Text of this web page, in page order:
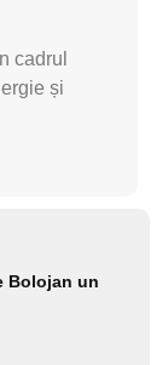
cadrul
și
Bolojan un